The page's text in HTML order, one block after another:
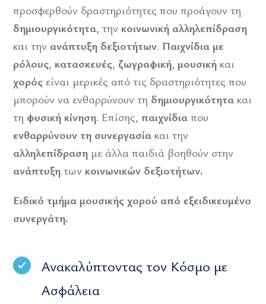
προσφερθούν δραστηριότητες που προάγουν τη
δημιουργικότητα, την κοινωνική αλληλεπίδραση
και την ανάπτυξη δεξιοτήτων. Παιχνίδια με
ρόλους, κατασκευές, ζωγραφική, μουσική και
χορός είναι μερικές από τις δραστηριότητες που
μπορούν να ενθαρρύνουν τη δημιουργικότητα και
τη φυσική κίνηση. Επίσης,παιχνίδια που
ενθαρρύνουν τη συνεργασία και την
αλληλεπίδραση με άλλα παιδιά βοηθούν στην
ανάπτυξη των κοινωνικών δεξιοτήτων.
Ειδικό τμήμα μουσικής χορού από εξειδικευμένο
συνεργάτη.
Ανακαλύπτοντας τον Κόσμο με
Ασφάλεια